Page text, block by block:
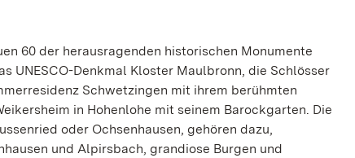
60 der herausragenden historischen Monumente
UNESCO-Denkmal Kloster Maulbronn, die Schlösser
Schwetzingen mit ihrem berühmten
in Hohenlohe mit seinem Barockgarten. Die
oder Ochsenhausen, gehören dazu,
und Alpirsbach, grandiose Burgen und